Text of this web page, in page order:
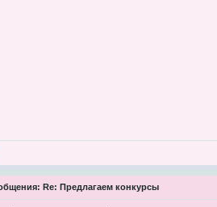
Re: Предлагаем конкурсы